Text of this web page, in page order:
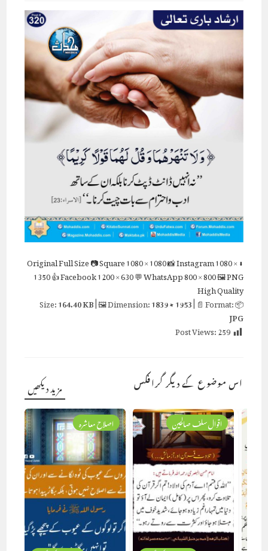
⬇ Original
Full Size📷 Square1080 × 1080📸 Instagram1080 ×
1350👍 Facebook1200 × 630💬 WhatsApp800 × 800🖼 PNG
High Quality
📦 Size:
164.40 KB| 🖼 Dimension:1839 × 1953| 📄 Format:
JPG
Post Views:259
اس موضوع کے دیگر گرافکس مزید دیکھیں
اقوال سلف صالحین اصلاح معاشرہ